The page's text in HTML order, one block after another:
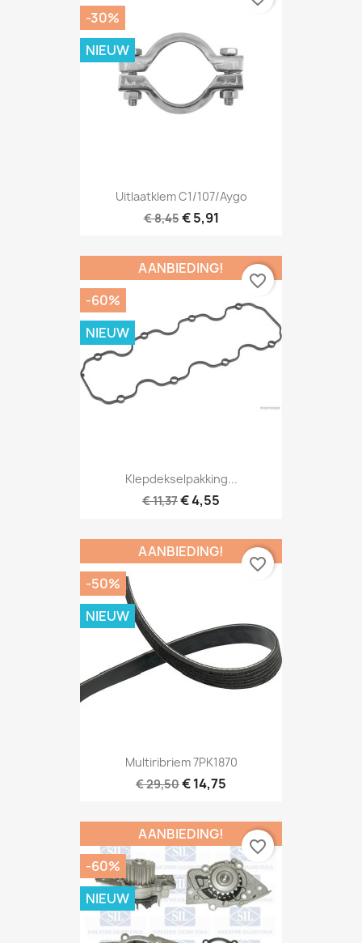
Uitlaatklem C1/107/Aygo
€ 8,45€ 5,91
-30%
NIEUW
Klepdekselpakking...
€ 11,37€ 4,55
AANBIEDING!
-60%
NIEUW
favorite_border
Multiribriem 7PK1870
€ 29,50€ 14,75
AANBIEDING!
-50%
NIEUW
favorite_border
AANBIEDING!
-60%
NIEUW
favorite_border